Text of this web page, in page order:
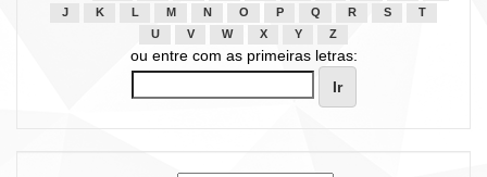
J
K L M N O P Q R S
T
U
V W X Y Z
ou entre com as primeiras letras: